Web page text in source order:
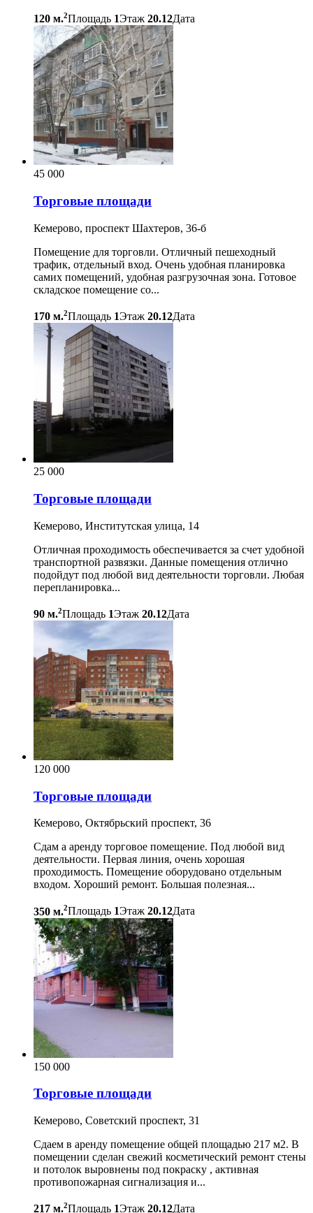
120 м.2Площадь 1Этаж 20.12Дата
45 000
Торговые площади
Кемерово, проспект Шахтеров, 36-б
Помещение для торговли. Отличный пешеходный
трафик, отдельный вход. Очень удобная планировка
самих помещений, удобная разгрузочная зона. Готовое
складское помещение со...
170 м.2Площадь 1Этаж 20.12Дата
25 000
Торговые площади
Кемерово, Институтская улица, 14
Отличная проходимость обеспечивается за счет удобной
транспортной развязки. Данные помещения отлично
подойдут под любой вид деятельности торговли. Любая
перепланировка...
90 м.2Площадь 1Этаж 20.12Дата
120 000
Торговые площади
Кемерово, Октябрьский проспект, 36
Сдам а аренду торговое помещение. Под любой вид
деятельности. Первая линия, очень хорошая
проходимость. Помещение оборудовано отдельным
входом. Хороший ремонт. Большая полезная...
350 м.2Площадь 1Этаж 20.12Дата
150 000
Торговые площади
Кемерово, Советский проспект, 31
Сдаем в аренду помещение общей площадью 217 м2. В
помещении сделан свежий косметический ремонт стены
и потолок выровнены под покраску , активная
противопожарная сигнализация и...
217 м.2Площадь 1Этаж 20.12Дата